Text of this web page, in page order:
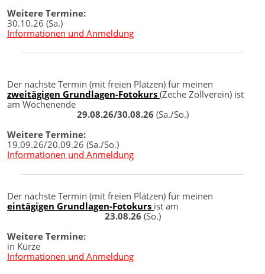
Weitere Termine:
30.10.26 (Sa.)
Informationen und Anmeldung
Der nächste Termin (mit freien Plätzen) für meinen
zweitägigen Grundlagen-Fotokurs (Zeche Zollverein) ist
am Wochenende
29.08.26/30.08.26 (Sa./So.)
Weitere Termine:
19.09.26/20.09.26 (Sa./So.)
Informationen und Anmeldung
Der nächste Termin (mit freien Plätzen) für meinen
eintägigen Grundlagen-Fotokurs ist am
23.08.26 (So.)
Weitere Termine:
in Kürze
Informationen und Anmeldung